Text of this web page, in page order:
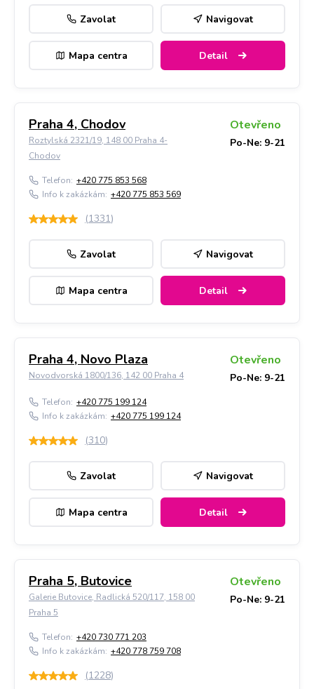
Zavolat Navigovat
Mapa centra Detail
Praha 4, Chodov
Roztylská 2321/19, 148 00 Praha 4-
Chodov
Otevřeno
Po-Ne: 9-21
Telefon: +420 775 853 568
Info k zakázkám: +420 775 853 569
(1331)
Zavolat Navigovat
Mapa centra Detail
Praha 4, Novo Plaza
Novodvorská 1800/136, 142 00 Praha 4
Otevřeno
Po-Ne: 9-21
Telefon: +420 775 199 124
Info k zakázkám: +420 775 199 124
(310)
Zavolat Navigovat
Mapa centra Detail
Praha 5, Butovice
Galerie Butovice, Radlická 520/117, 158 00
Praha 5
Otevřeno
Po-Ne: 9-21
Telefon: +420 730 771 203
Info k zakázkám: +420 778 759 708
(1228)